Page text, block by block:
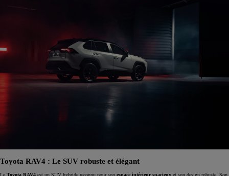
Toyota RAV4 : Le SUV robuste et élégant
Le Toyota RAV4 est un SUV hybride reconnu pour son espace intérieur spacieux et son design robuste. Son